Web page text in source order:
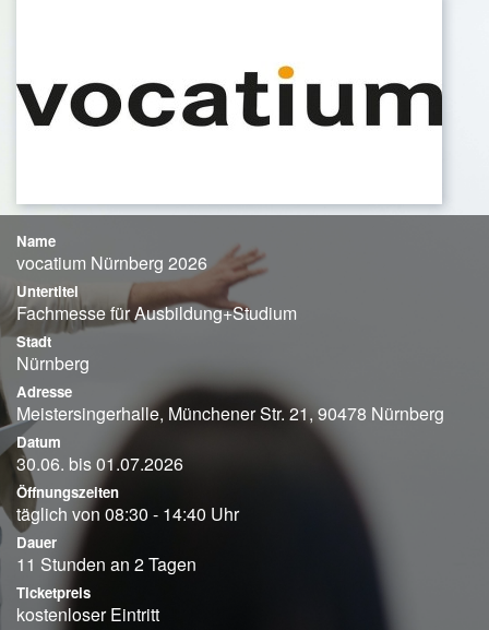
Name
vocatium Nürnberg 2026
Untertitel
Fachmesse für Ausbildung+Studium
Stadt
Nürnberg
Adresse
Meistersingerhalle, Münchener Str. 21, 90478 Nürnberg
Datum
30.06. bis 01.07.2026
Öffnungszeiten
täglich von 08:30 - 14:40 Uhr
Dauer
11 Stunden an 2 Tagen
Ticketpreis
kostenloser Eintritt